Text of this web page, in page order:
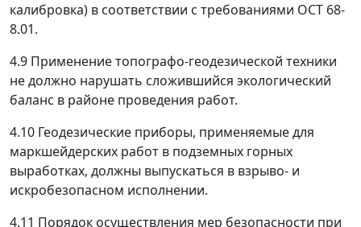
калибровка) в соответствии с требованиями ОСТ 68-
8.01.
4.9 Применение топографо-геодезической техники
не должно нарушать сложившийся экологический
баланс в районе проведения работ.
4.10 Геодезические приборы, применяемые для
маркшейдерских работ в подземных горных
выработках, должны выпускаться в взрыво- и
искробезопасном исполнении.
4.11 Порядок осуществления мер безопасности при